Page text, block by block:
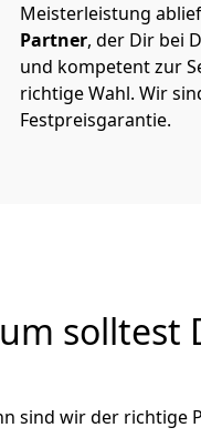
Meisterleistung
Partner, der Dir bei
und kompetent zur
richtige Wahl. Wir
Festpreisgarantie.
solltest
sind wir der richtige